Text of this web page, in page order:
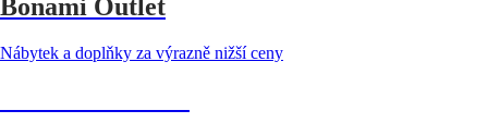
Bonami Outlet
Nábytek a doplňky za výrazně nižší ceny